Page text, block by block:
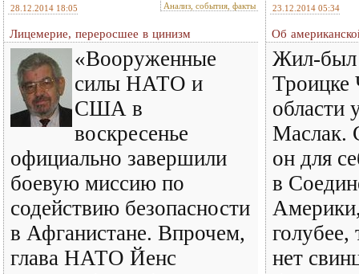
28.12.2014 18:05 Анализ, события, факты
Лицемерие, переросшее в цинизм
«Вооруженные
силы НАТО и
США в
воскресенье
официально завершили
боевую миссию по
содействию безопасности
в Афганистане. Впрочем,
глава НАТО Йенс
23.12.2014 05:34
Об
Жил-был
Троицке
области
Маслак.
он для
в
голубее,
нет